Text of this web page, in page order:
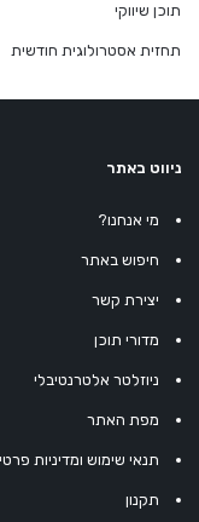
תוכן שיווקי
תחזית אסטרולוגית חודשית
ניווט באתר
מי אנחנו?
חיפוש באתר
יצירת קשר
מדורי תוכן
ניוזלטר אלטרנטיבלי
מפת האתר
תנאי שימוש ומדיניות
תקנון